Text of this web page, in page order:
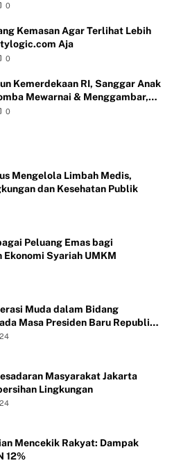
0
Kemasan Agar Terlihat Lebih
Aja
0
Kemerdekaan RI, Sanggar Anak
Mewarnai & Menggambar,
Nusantara
0
Mengelola Limbah Medis,
dan Kesehatan Publik
Peluang Emas bagi
Ekonomi Syariah UMKM
Muda dalam Bidang
Masa Presiden Baru Republik
Masyarakat Jakarta
Lingkungan
Mencekik Rakyat: Dampak
12%